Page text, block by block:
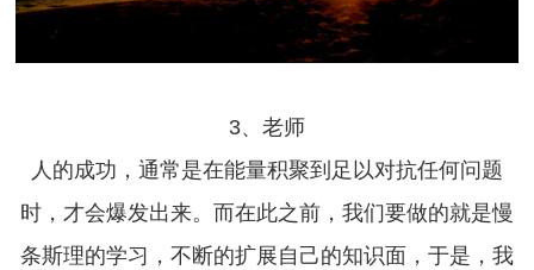
3、老师
人的成功，通常是在能量积聚到足以对抗任何问题
时，才会爆发出来。而在此之前，我们要做的就是慢
条斯理的学习，不断的扩展自己的知识面，于是，我